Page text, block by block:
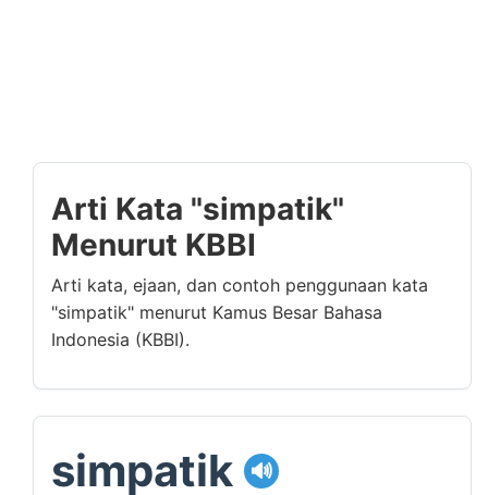
Arti Kata "simpatik"
Menurut KBBI
Arti kata, ejaan, dan contoh penggunaan kata
"simpatik" menurut Kamus Besar Bahasa
Indonesia (KBBI).
simpatik 🔊